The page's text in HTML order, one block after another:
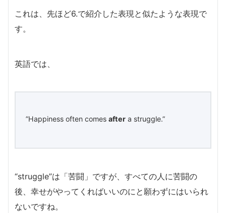
これは、先ほど6.で紹介した表現と似たような表現で
す。
英語では、
”Happiness often comes after a struggle.”
“struggle”は「苦闘」ですが、すべての人に苦闘の
後、幸せがやってくればいいのにと願わずにはいられ
ないですね。